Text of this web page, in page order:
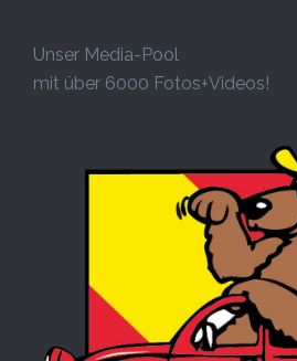
Unser Media-Pool
mit über 6000 Fotos+Videos!